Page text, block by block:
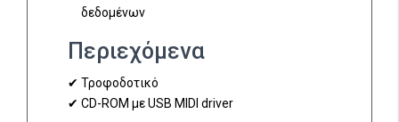
δεδομένων
Περιεχόμενα
✔ Τροφοδοτικό
✔ CD-ROM με USB MIDI driver